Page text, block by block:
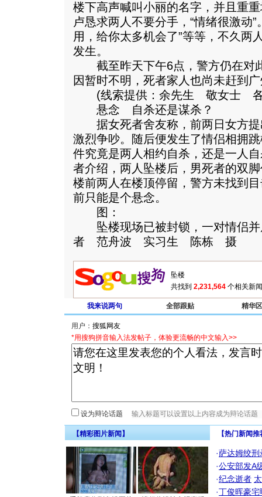
楼下高声喊叫小丽的名字，并且重
卢恳求两人不要分手，“情绪很激动
用，给你太多机会了”等等，不久两
发生。
截至昨天下午6点，警方仍在对
因暂时不明，死者家人也尚未赶到
(线索提供：余先生 敬女士 各
悬念 自杀还是谋杀？
据女死者舍友称，前两日女方提
激烈争吵。随后便发生了情侣相拥
件究竟是两人相约自杀，还是一人
者介绍，两人坠楼后，男死者的双
楼前两人在楼顶停留，警方未找到
前只能是个悬念。
图：
坠楼现场已被封锁，一对情侣并
者 范舟波 实习生 陈栋 摄
共找到 2,231,564 个相关新
我来说两句 全部跟贴 精华区
用户：
*用搜狗拼音输入法发帖子，体验更流畅的中文输入>>
设为辩论话题
【精彩图片新闻】 【热门新闻
·萨达姆绞刑
·公安部发A
·纪念逝者
·丁俊晖豪